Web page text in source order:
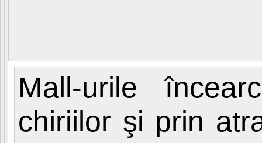
Mall-urile
chiriilor şi prin